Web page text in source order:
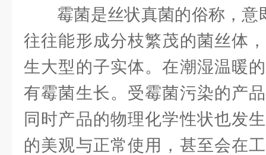
霉菌是丝状真菌的俗称，意
往往能形成分枝繁茂的菌丝体
生大型的子实体。在潮湿温暖
有霉菌生长。受霉菌污染的产
同时产品的物理化学性状也发
的美观与正常使用，甚至会在